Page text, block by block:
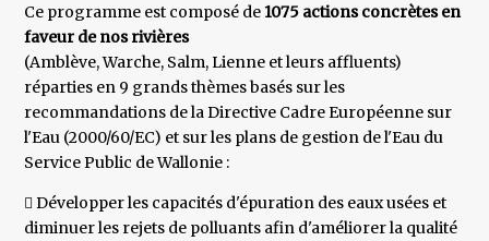
Ce programme est composé de1075 actions concrètes en
faveur de nos rivières
(Amblève, Warche, Salm, Lienne et leurs affluents)
réparties en 9 grands thèmes basés sur les
recommandations de la Directive Cadre Européenne sur
l'Eau (2000/60/EC) et sur les plans de gestion de l'Eau du
Service Public de Wallonie :
 Développer les capacités d'épuration des eaux usées et
diminuer les rejets de polluants afin d'améliorer la qualité